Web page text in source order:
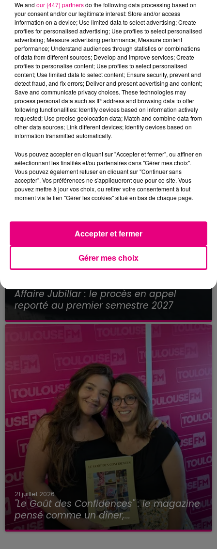
22 juillet 2026
Toulouse : circulation perturbée dans le
secteur François Verdier...
Affaire Jubillar : le procès en appel
reporté au premier semestre 2027
21 juillet 2026
"Le Goût des Confidences" : le magazine
pensé comme un dîner,...
We and our (447) partnersdo the following data processing based on
your consent and/or our legitimate interest: Store and/or access
information on a device; Use limited data to select advertising; Create
profiles for personalised advertising; Use profiles to select personalised
advertising; Measure advertising performance; Measure content
performance; Understand audiences through statistics or combinations
of data from different sources; Develop and improve services; Create
profiles to personalise content; Use profiles to select personalised
content; Use limited data to select content; Ensure security, prevent and
detect fraud, and fix errors; Deliver and present advertising and content;
Save and communicate privacy choices. These technologies may
process personal data such as IP address and browsing data to offer
following functionalities: Identify devices based on information actively
requested; Use precise geolocation data; Match and combine data from
other data sources; Link different devices; Identify devices based on
information transmitted automatically.
Vous pouvez accepter en cliquant sur "Accepter et fermer", ou affiner en
sélectionnant les finalités et/ou partenaires dans "Gérer mes choix".
Vous pouvez également refuser en cliquant sur "Continuer sans
accepter". Vos préférences ne s'appliqueront que pour ce site. Vous
pouvez mettre à jour vos choix, ou retirer votre consentement à tout
moment via le lien "Gérer les cookies" situé en bas de chaque page.
Gérer mes choix
Accepter et fermer